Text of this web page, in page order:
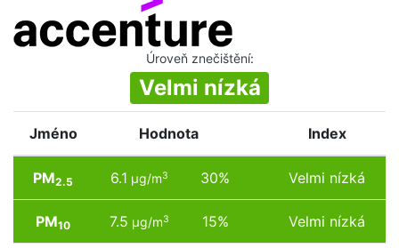
Úroveň znečištění:
Velmi nízká
Jméno Hodnota Index
PM2.5 6.1 µg/m3 30% Velmi nízká
PM10 7.5 µg/m3 15% Velmi nízká